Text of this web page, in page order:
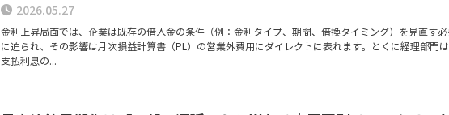
2026.05.27
金利上昇局面では、企業は既存の借入金の条件（例：金利タイプ、期間、借換タイミング）を見直す
に迫られ、その影響は月次損益計算書（PL）の営業外費用にダイレクトに表れます。とくに経理部門は
支払利息の...